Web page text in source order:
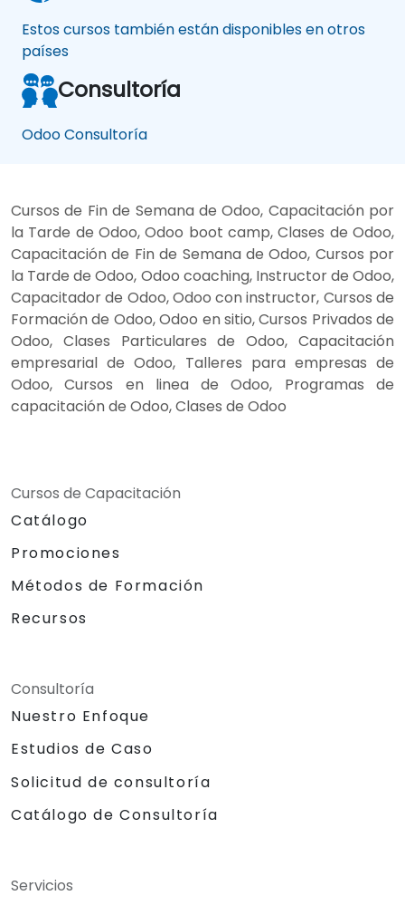
Estos cursos también están disponibles en otros
países
Consultoría
Odoo Consultoría
Cursos de Fin de Semana de Odoo, Capacitación por
la Tarde de Odoo, Odoo boot camp, Clases de Odoo,
Capacitación de Fin de Semana de Odoo, Cursos por
la Tarde de Odoo, Odoo coaching, Instructor de Odoo,
Capacitador de Odoo, Odoo con instructor, Cursos de
Formación de Odoo, Odoo en sitio, Cursos Privados de
Odoo, Clases Particulares de Odoo, Capacitación
empresarial de Odoo, Talleres para empresas de
Odoo, Cursos en linea de Odoo, Programas de
capacitación de Odoo, Clases de Odoo
Cursos de Capacitación
Catálogo
Promociones
Métodos de Formación
Recursos
Consultoría
Nuestro Enfoque
Estudios de Caso
Solicitud de consultoría
Catálogo de Consultoría
Servicios